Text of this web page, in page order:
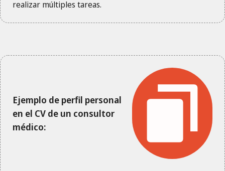
realizar múltiples tareas.
Ejemplo de perfil personal
en el CV de un consultor
médico: